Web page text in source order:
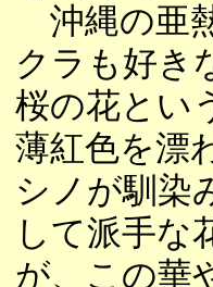
沖縄の亜
クラも好き
桜の花とい
薄紅色を漂
シノが馴染
して派手な
が、この華